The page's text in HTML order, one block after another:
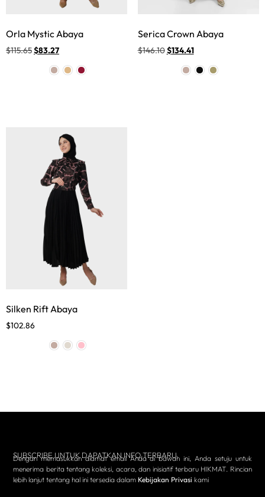
Orla Mystic Abaya
$115.65$83.27
Serica Crown Abaya
$146.10$134.41
Silken Rift Abaya
$102.86
SUBSCRIBE UNTUK DAPATKAN INFO TERBARU
Dengan memasukkan alamat email Anda di bawah ini, Anda setuju untuk
menerima berita tentang koleksi, acara, dan inisiatif terbaru HIKMAT. Rincian
lebih lanjut tentang hal ini tersedia dalam Kebijakan Privasi kami